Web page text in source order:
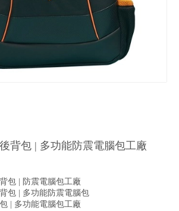
背包 | 多功能防震電腦包工廠
包 | 防震電腦包工廠
包 | 多功能防震電腦包
| 多功能電腦包工廠